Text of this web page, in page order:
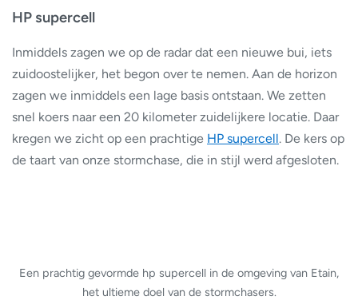
HP supercell
Inmiddels zagen we op de radar dat een nieuwe bui, iets
zuidoostelijker, het begon over te nemen. Aan de horizon
zagen we inmiddels een lage basis ontstaan. We zetten
snel koers naar een 20 kilometer zuidelijkere locatie. Daar
kregen we zicht op een prachtige HP supercell. De kers op
de taart van onze stormchase, die in stijl werd afgesloten.
Een prachtig gevormde hp supercell in de omgeving van Etain,
het ultieme doel van de stormchasers.